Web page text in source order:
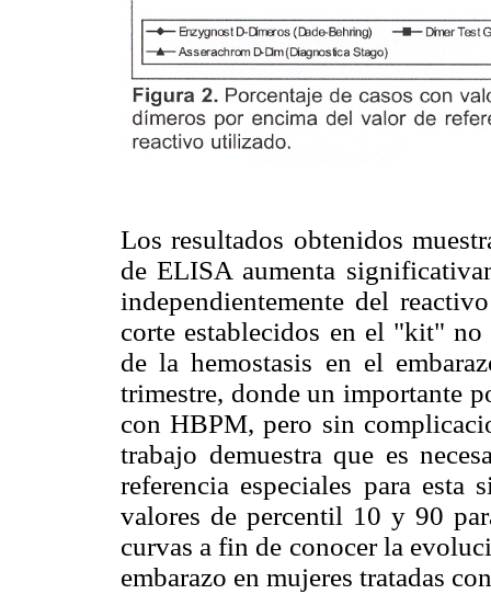
Los resultados obtenidos
de ELISA aumenta
independientemente del
corte establecidos en el "kit"
de la hemostasis en el
trimestre, donde un importante
con HBPM, pero sin
trabajo demuestra que es
referencia especiales para
valores de percentil 10 y 90
curvas a fin de conocer la
embarazo en mujeres tratadas